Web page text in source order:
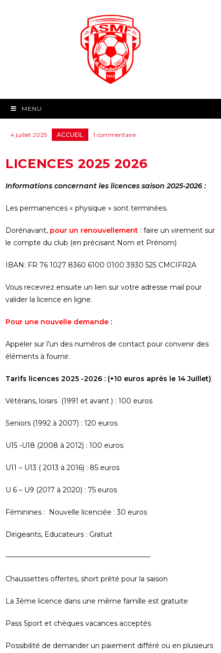
MENU
4 juillet 2025 ACCUEIL 1 commentaire
LICENCES 2025 2026
Informations concernant les licences saison 2025-2026 :
Les permanences « physique » sont terminées.
Dorénavant, pour un renouvellement : faire un virement sur
le compte du club (en précisant Nom et Prénom)
IBAN: FR 76 1027 8360 6100 0100 3930 525 CMCIFR2A
Vous recevrez ensuite un lien sur votre adresse mail pour
valider la licence en ligne.
Pour une nouvelle demande :
Appeler sur l’un des numéros de contact pour convenir des
éléments à fournir.
Tarifs licences 2025 -2026 : (+10 euros après le 14 Juillet)
Vétérans, loisirs (1991 et avant ) : 100 euros
Seniors (1992 à 2007) : 120 euros
U15 -U18 (2008 à 2012) : 100 euros
U11 – U13 ( 2013 à 2016) : 85 euros
U 6 – U9 (2017 à 2020) : 75 euros
Féminines : Nouvelle licenciée : 30 euros
Dirigeants, Educateurs : Gratuit
—————————————————————
Chaussettes offertes, short prêté pour la saison
La 3ème licence dans une même famille est gratuite
Pass Sport et chèques vacances acceptés
Possibilité de demander un paiement différé ou en plusieurs